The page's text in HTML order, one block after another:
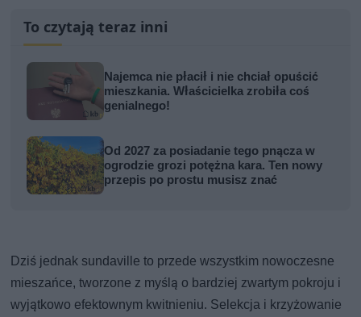
To czytają teraz inni
Najemca nie płacił i nie chciał opuścić
mieszkania. Właścicielka zrobiła coś
genialnego!
Od 2027 za posiadanie tego pnącza w
ogrodzie grozi potężna kara. Ten nowy
przepis po prostu musisz znać
Dziś jednak sundaville to przede wszystkim nowoczesne
mieszańce, tworzone z myślą o bardziej zwartym pokroju i
wyjątkowo efektownym kwitnieniu. Selekcja i krzyżowanie